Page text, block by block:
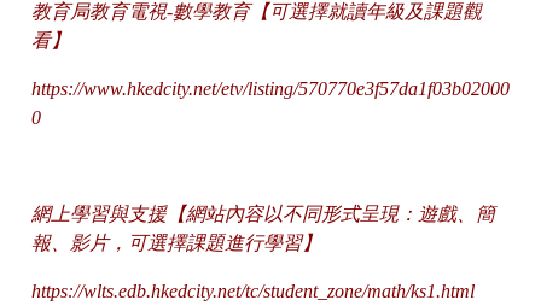
教育局教育電視-數學教育【可選擇就讀年級及課題觀
看】
https://www.hkedcity.net/etv/listing/570770e3f57da1f03b02000
0
網上學習與支援【網站內容以不同形式呈現：遊戲、簡
報、影片，可選擇課題進行學習】
https://wlts.edb.hkedcity.net/tc/student_zone/math/ks1.html